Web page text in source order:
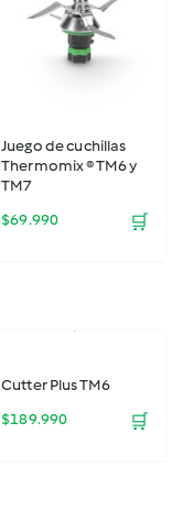
Juego de cuchillas
Thermomix ® TM6 y
TM7
$69.990 🛒
Cutter Plus TM6
$189.990 🛒